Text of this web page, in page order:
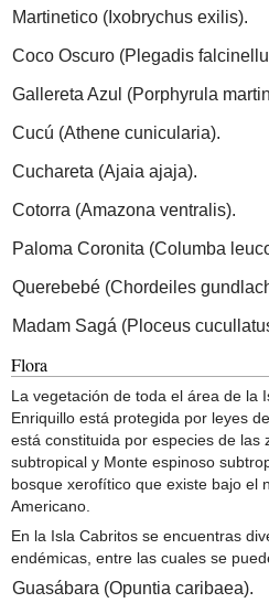
Martinetico (Ixobrychus exilis).
Coco Oscuro (Plegadis
Gallereta Azul (Porphyrula
Cucú (Athene cunicularia).
Cuchareta (Ajaia ajaja).
Cotorra (Amazona ventralis).
Paloma Coronita (Columba
Querebebé (Chordeiles
Madam Sagá (Ploceus
Flora
La vegetación de toda el área de la
Enriquillo está protegida por leyes
está constituida por especies de las
subtropical y Monte espinoso
bosque xerofítico que existe bajo el
Americano.
En la Isla Cabritos se encuentras
endémicas, entre las cuales se
Guasábara (Opuntia caribaea).